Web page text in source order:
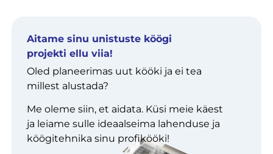
Aitame sinu unistuste köögi
projekti ellu viia!
Oled planeerimas uut kööki ja ei tea
millest alustada?
Me oleme siin, et aidata. Küsi meie käest
ja leiame sulle ideaalseima lahenduse ja
köögitehnika sinu profikööki!